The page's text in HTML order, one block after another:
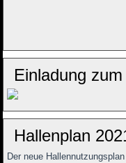
Einladung
Hallenplan
Der neue